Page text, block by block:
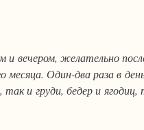
и вечером, желательно
Один-два раза в
и груди, бедер и ягодиц,